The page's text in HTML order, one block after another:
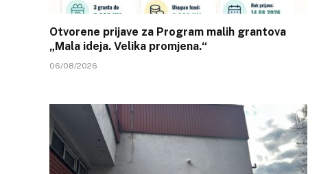
Otvorene prijave za Program malih grantova
„Mala ideja. Velika promjena.“
06/08/2026